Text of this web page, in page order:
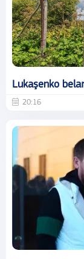
Lukaşenko
20:16